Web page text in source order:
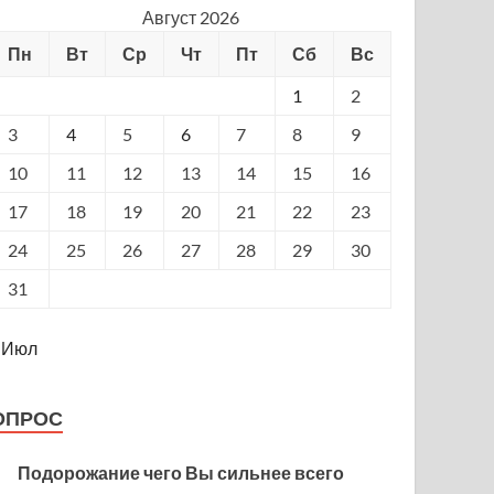
Август 2026
Пн
Вт Ср Чт Пт Сб
Вс
1
2
3
4 5 6 7 8
9
10
11 12 13 14 15
16
17
18 19 20 21 22
23
24
25 26 27 28 29
30
31
Июл
Подорожание чего Вы сильнее всего